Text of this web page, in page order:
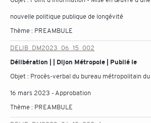
nouvelle politique publique de longévité
Thème : PREAMBULE
DELIB_DM2023_06_15_002
Délibération | | Dijon Métropole | Publié le
Objet : Procès-verbal du bureau métropolitain du
16 mars 2023 - Approbation
Thème : PREAMBULE